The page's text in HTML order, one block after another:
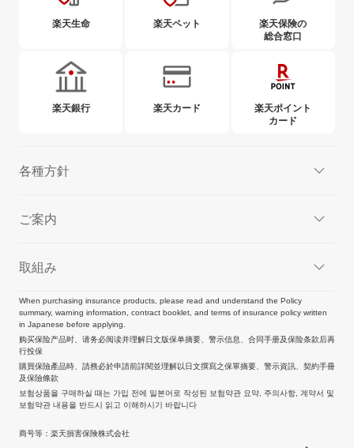
楽天生命 楽天ペット
楽天保険の
総合窓口
楽天銀行 楽天カード
楽天ポイント
カード
各種方針
ご案内
取組み
When purchasing insurance products, please read and understand the Policy
summary, warning information, contract booklet, and terms of insurance policy written
in Japanese before applying.
购买保险产品时、请务必阅读并理解日文版保单摘要、警示信息、合同手册及保险条款后再
行投保
購買保險產品時、請務必於申請前詳閱並理解以日文撰寫之保單摘要、警示資訊、契約手冊
及保險條款
보험상품을 구매하실 때는 가입 전에 일본어로 작성된 보험약관 요약, 주의사항, 계약서 및
보험약관 내용을 반드시 읽고 이해하시기 바랍니다
商号等：楽天損害保険株式会社